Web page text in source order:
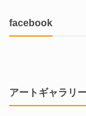
facebook
アートギャラリ